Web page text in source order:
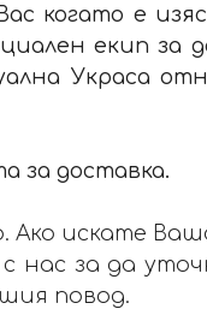
когато е
екип за
Украса
за доставка.
Ако искате
нас за да
повод.